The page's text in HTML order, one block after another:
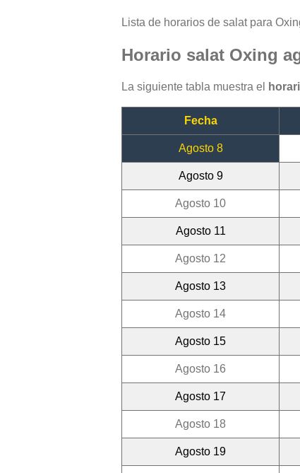
Lista de horarios de salat para
Horario salat Oxing
La siguiente tabla muestra el
Fecha
Agosto 8
Agosto 9
Agosto 10
Agosto 11
Agosto 12
Agosto 13
Agosto 14
Agosto 15
Agosto 16
Agosto 17
Agosto 18
Agosto 19